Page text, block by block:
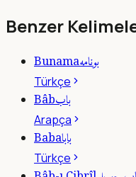
Benzer
Bunamaبونامه
Türkçe
Bâbباب
Arapça
Babaبابا
Türkçe